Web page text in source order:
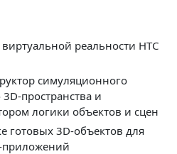
реальности HTC
симуляционного
пространства и
логики объектов и сцен
готовых 3D-объектов для
приложений